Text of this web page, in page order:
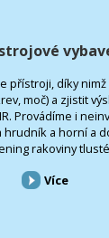
přístroji, díky
moč) a zjistit
Provádíme i
a horní a
rakoviny
Více